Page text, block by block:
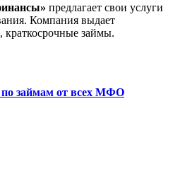
предлагает свои услуги
Компания выдает
займы.
займам от всех МФО